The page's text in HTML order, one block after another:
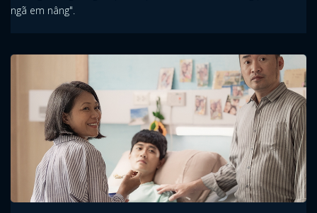
ngã em nâng".